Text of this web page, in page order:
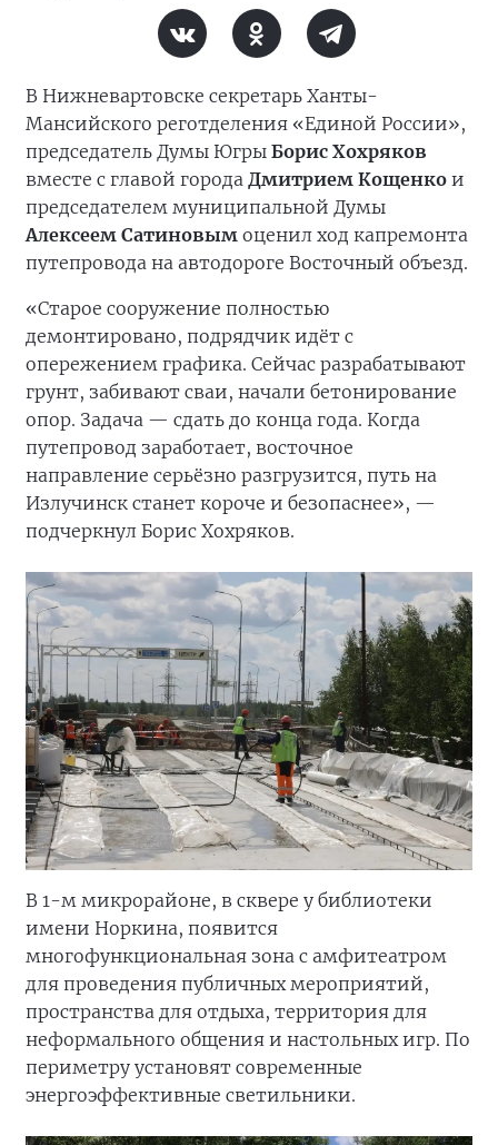
В Нижневартовске секретарь Ханты-
Мансийского реготделения «Единой России»,
председатель Думы Югры Борис Хохряков
вместе с главой города Дмитрием Кощенко и
председателем муниципальной Думы
Алексеем Сатиновым оценил ход капремонта
путепровода на автодороге Восточный объезд.
«Старое сооружение полностью
демонтировано, подрядчик идёт с
опережением графика. Сейчас разрабатывают
грунт, забивают сваи, начали бетонирование
опор. Задача — сдать до конца года. Когда
путепровод заработает, восточное
направление серьёзно разгрузится, путь на
Излучинск станет короче и безопаснее», —
подчеркнул Борис Хохряков.
В 1-м микрорайоне, в сквере у библиотеки
имени Норкина, появится
многофункциональная зона с амфитеатром
для проведения публичных мероприятий,
пространства для отдыха, территория для
неформального общения и настольных игр. По
периметру установят современные
энергоэффективные светильники.